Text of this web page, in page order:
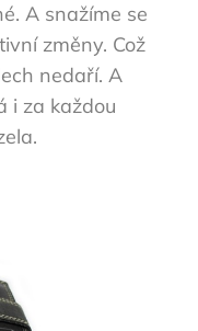
A snažíme se
změny. Což
nedaří. A
i za každou